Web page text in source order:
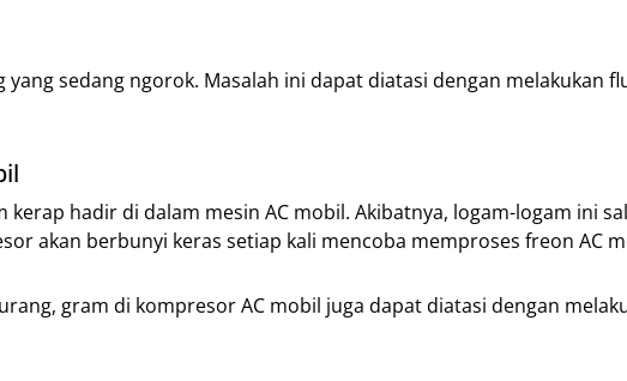
sedang ngorok. Masalah ini dapat diatasi dengan melakukan
kerap hadir di dalam mesin AC mobil. Akibatnya, logam-logam ini
akan berbunyi keras setiap kali mencoba memproses freon AC
gram di kompresor AC mobil juga dapat diatasi dengan